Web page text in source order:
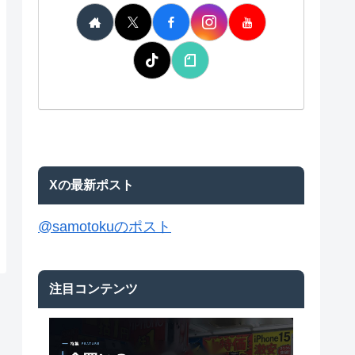
Xの最新ポスト
@samotokuのポスト
注目コンテンツ